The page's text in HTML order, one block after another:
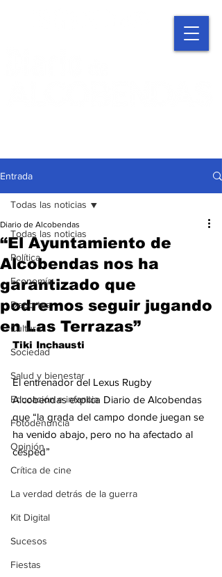
Entrada
Todas las noticias
Política
Economía
Deportes
Cultura
Sociedad
Salud y bienestar
Educación e infancia
Fotodenuncia
Opinión
Crítica de cine
La verdad detrás de la guerra
Kit Digital
Sucesos
Fiestas
Todas las noticias
“El Ayuntamiento de
Alcobendas nos ha
garantizado que
podremos seguir jugando
en Las Terrazas”
Diario de Alcobendas
Tiki Inchausti
El entrenador del Lexus Rugby
Alcobendas explica Diario de Alcobendas
que “la grada del campo donde juegan se
ha venido abajo, pero no ha afectado al
césped”